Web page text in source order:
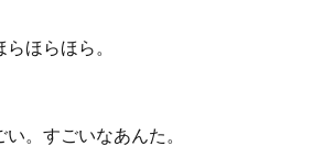
ほらほら。
。すごいなあんた。